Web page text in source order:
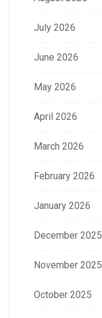
July 2026
June 2026
May 2026
April 2026
March 2026
February 2026
January 2026
December 2025
November 2025
October 2025